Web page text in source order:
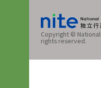
Copyright ©
rights reserved.